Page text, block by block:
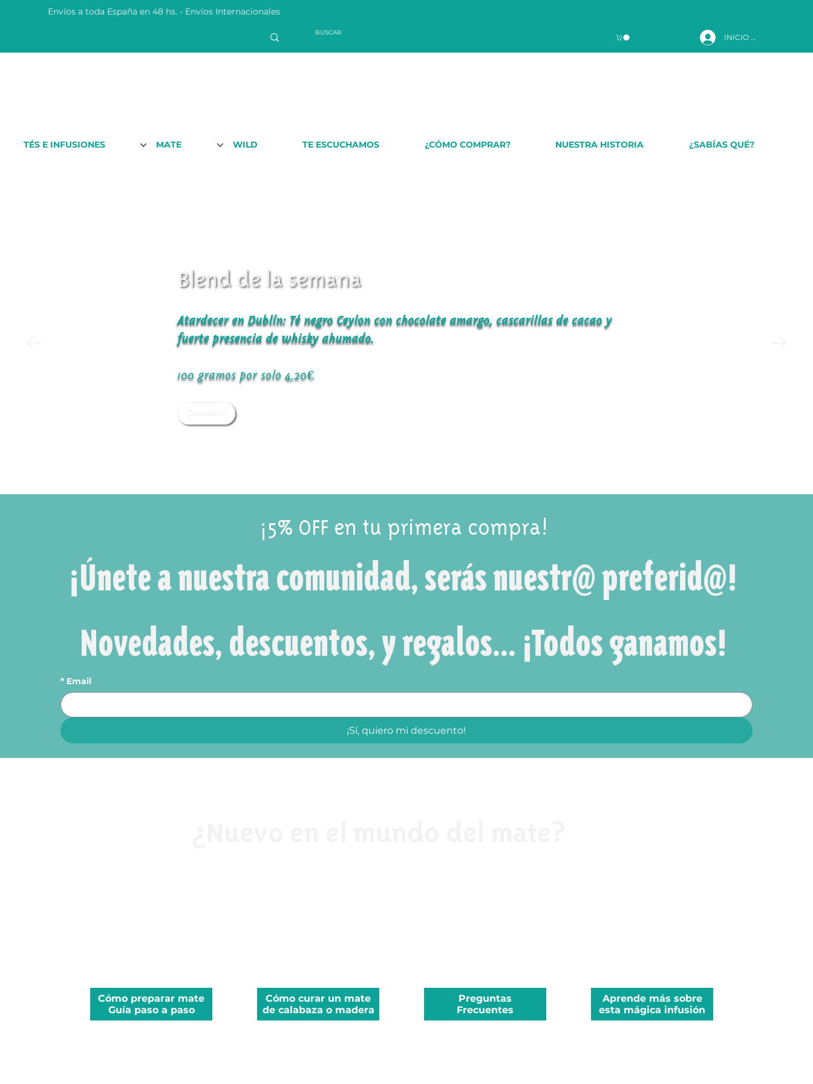
INICIO DE SESIÓN
TÉS E INFUSIONES MATE WILD TE ESCUCHAMOS ¿CÓMO COMPRAR? NUESTRA HISTORIA ¿SABÍAS QUÉ?
Envíos a toda España en 48 hs. - Envíos Internacionales
Blend de la semana
Atardecer en Dublín: Té negro Ceylon con chocolate amargo, cascarillas de cacao y
fuerte presencia de whisky ahumado.
100 gramos por solo 4,20€
¡Únete a nuestra comunidad, serás nuestr@ preferid@!
* Email
¡Sí, quiero mi descuento!
Cómo preparar mate
Guía paso a paso
Cómo curar un mate
de calabaza o madera
Preguntas
Frecuentes
Aprende más sobre
esta mágica infusión